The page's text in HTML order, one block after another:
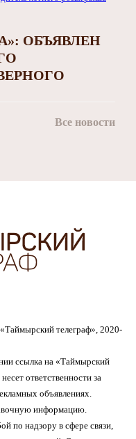
ОБЪЯВЛЕН
Все новости
телеграф», 2020-
ссылка на «Таймырский
ответственности за
объявлениях.
информацию.
по надзору в сфере связи,